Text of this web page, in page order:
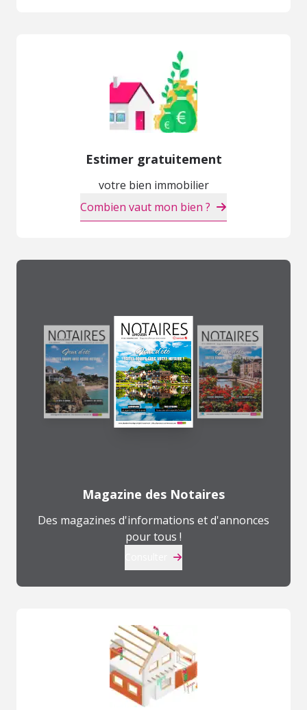
Estimer gratuitement
votre bien immobilier
Combien vaut mon bien ?
Magazine des Notaires
Des magazines d'informations et d'annonces
pour tous !